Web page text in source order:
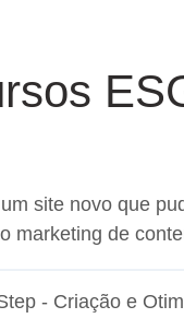
site novo que
marketing de